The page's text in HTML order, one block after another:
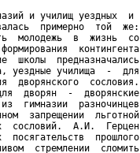
и училищ уездных  и
примерно  той  же:
молодежь  в  жизнь  со
контингента
школы  предназначались
уездные училища  -  для
дворянского  сословия.
дворян  -  дворянские
гимназии  разночинцев
запрещении  льготной
сословий.  А.И.  Герцен
посягательств  прошлого
стремлении  сломить